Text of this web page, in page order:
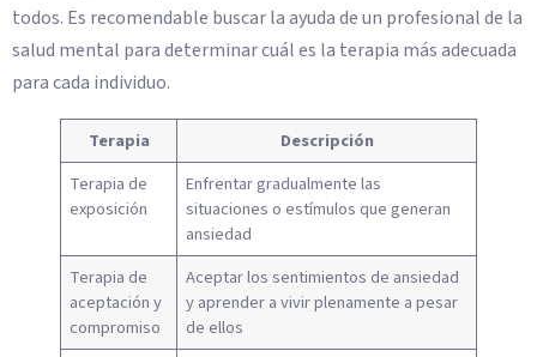
todos. Es recomendable buscar la ayuda de un profesional de la
salud mental para determinar cuál es la terapia más adecuada
para cada individuo.
Terapia
Descripción
Terapia de
exposición
Enfrentar gradualmente las
situaciones o estímulos que generan
ansiedad
Terapia de
aceptación y
compromiso
Aceptar los sentimientos de ansiedad
y aprender a vivir plenamente a pesar
de ellos